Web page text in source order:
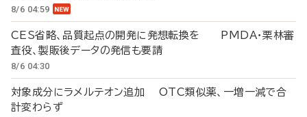
8/6 04:59
CES省略、品質起点の開発に発想転換を PMDA・栗林審
査役、製販後データの発信も要請
8/6 04:30
対象成分にラメルテオン追加 OTC類似薬、一増一減で合
計変わらず